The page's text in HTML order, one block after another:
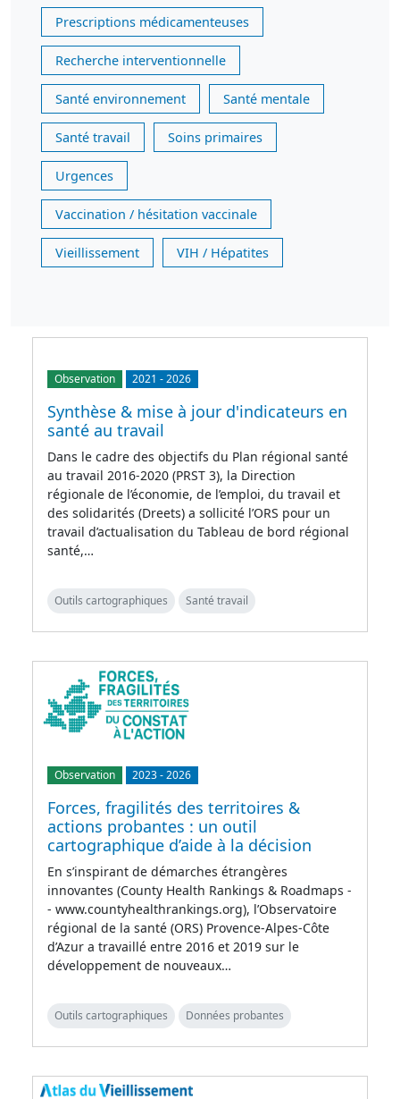
Prescriptions médicamenteuses
Recherche interventionnelle
Santé environnement Santé mentale
Santé travail Soins primaires
Urgences
Vaccination / hésitation vaccinale
Vieillissement VIH / Hépatites
Observation 2021 -2026
Synthèse & mise à jour d'indicateurs en
santé au travail
Dans le cadre des objectifs du Plan régional santé
au travail 2016-2020 (PRST 3), la Direction
régionale de l’économie, de l’emploi, du travail et
des solidarités (Dreets) a sollicité l’ORS pour un
travail d’actualisation du Tableau de bord régional
santé,…
Outils cartographiques Santé travail
Observation 2023-2026
Forces, fragilités des territoires &
actions probantes : un outil
cartographique d’aide à la décision
En s’inspirant de démarches étrangères
innovantes (County Health Rankings & Roadmaps -
- www.countyhealthrankings.org), l’Observatoire
régional de la santé (ORS) Provence-Alpes-Côte
d’Azur a travaillé entre 2016 et 2019 sur le
développement de nouveaux…
Outils cartographiques Données probantes